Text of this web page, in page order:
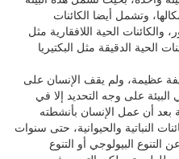
وتشمل أيضا الكائنات
والكائنات الحية اللافقارية مثل
الحية الدقيقة مثل البكتيريا
عظيمة، ولم يقف الإنسان على
البيئة على وجه التحديد إلا في
بعد أن عمل الإنسان بأنشطته
النباتية والحيوانية، حتى سنوات
البيولوجي أو التنوع